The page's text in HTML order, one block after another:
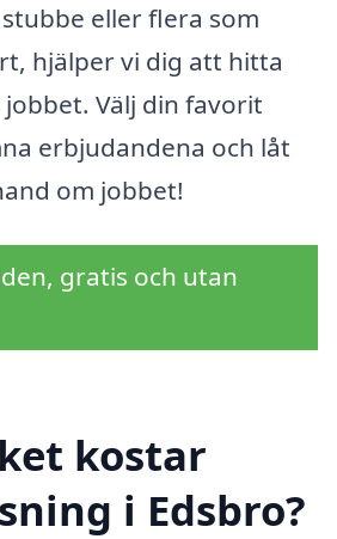
eller flera som
hjälper vi dig att hitta
Välj din favorit
erbjudandena och låt
om jobbet!
gratis och utan
kostar
i Edsbro?